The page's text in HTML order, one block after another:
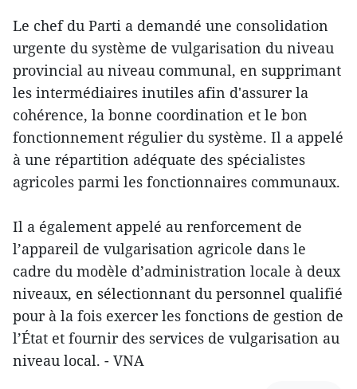
Le chef du Parti a demandé une consolidation
urgente du système de vulgarisation du niveau
provincial au niveau communal, en supprimant
les intermédiaires inutiles afin d'assurer la
cohérence, la bonne coordination et le bon
fonctionnement régulier du système. Il a appelé
à une répartition adéquate des spécialistes
agricoles parmi les fonctionnaires communaux.
Il a également appelé au renforcement de
l’appareil de vulgarisation agricole dans le
cadre du modèle d’administration locale à deux
niveaux, en sélectionnant du personnel qualifié
pour à la fois exercer les fonctions de gestion de
l’État et fournir des services de vulgarisation au
niveau local. - VNA